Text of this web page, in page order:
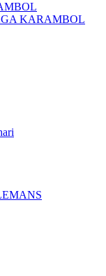
KARAMBOL